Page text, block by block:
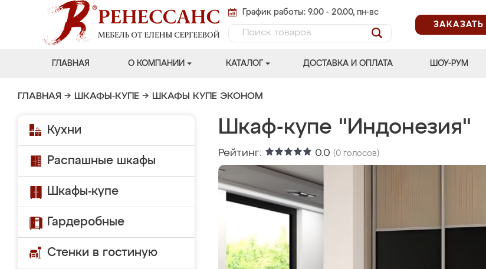
График работы: 9.00 - 20.00, пн-вс
ГЛАВНАЯ О КОМПАНИИ КАТАЛОГ ДОСТАВКА И ОПЛАТА ШОУ-РУМ
ГЛАВНАЯ → ШКАФЫ-КУПЕ → ШКАФЫ КУПЕ ЭКОНОМ
Кухни
Распашные шкафы
Шкафы-купе
Гардеробные
Стенки в гостиную
Шкаф-купе "Индонезия"
Рейтинг: 0.0 (0 голосов)